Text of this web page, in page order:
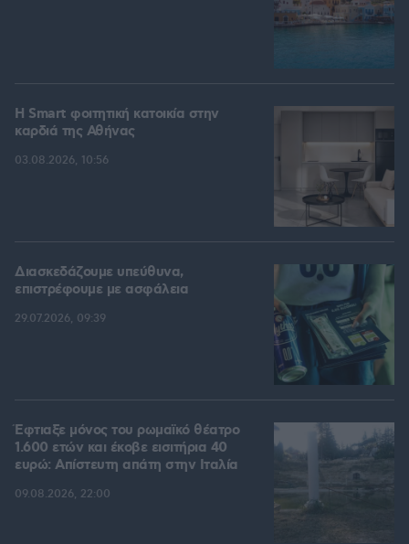
Η Smart φοιτητική κατοικία στην
καρδιά της Αθήνας
03.08.2026, 10:56
Διασκεδάζουμε υπεύθυνα,
επιστρέφουμε με ασφάλεια
29.07.2026, 09:39
Έφτιαξε μόνος του ρωμαϊκό θέατρο
1.600 ετών και έκοβε εισιτήρια 40
ευρώ: Απίστευτη απάτη στην Ιταλία
09.08.2026, 22:00